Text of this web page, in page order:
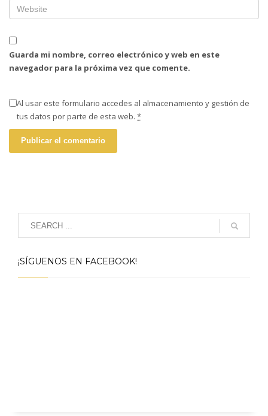
Guarda mi nombre, correo electrónico y web en este
navegador para la próxima vez que comente.
Al usar este formulario accedes al almacenamiento y gestión de
tus datos por parte de esta web. *
¡SÍGUENOS EN FACEBOOK!